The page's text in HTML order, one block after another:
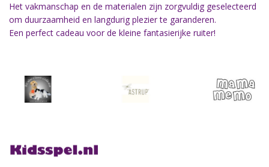
Het vakmanschap en de materialen zijn zorgvuldig geselecteerd
om duurzaamheid en langdurig plezier te garanderen.
Een perfect cadeau voor de kleine fantasierijke ruiter!